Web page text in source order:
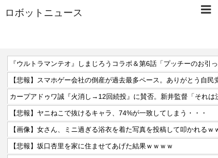
ロボットニュース
『ウルトラマンテオ』しまじろうコラボ＆第6話「プッチーのお引
【悲報】スマホゲー会社の倒産が過去最多ペース。ありがとう自民
【悲報】ヤニねこで抜けるキャラ、74%が一致してしまう・・・
【画像】女さん、ミニ過ぎる浴衣を着た写真を投稿して叩かれるｗ
【悲報】坂口杏里を家に住ませてあげた結果ｗｗｗｗ